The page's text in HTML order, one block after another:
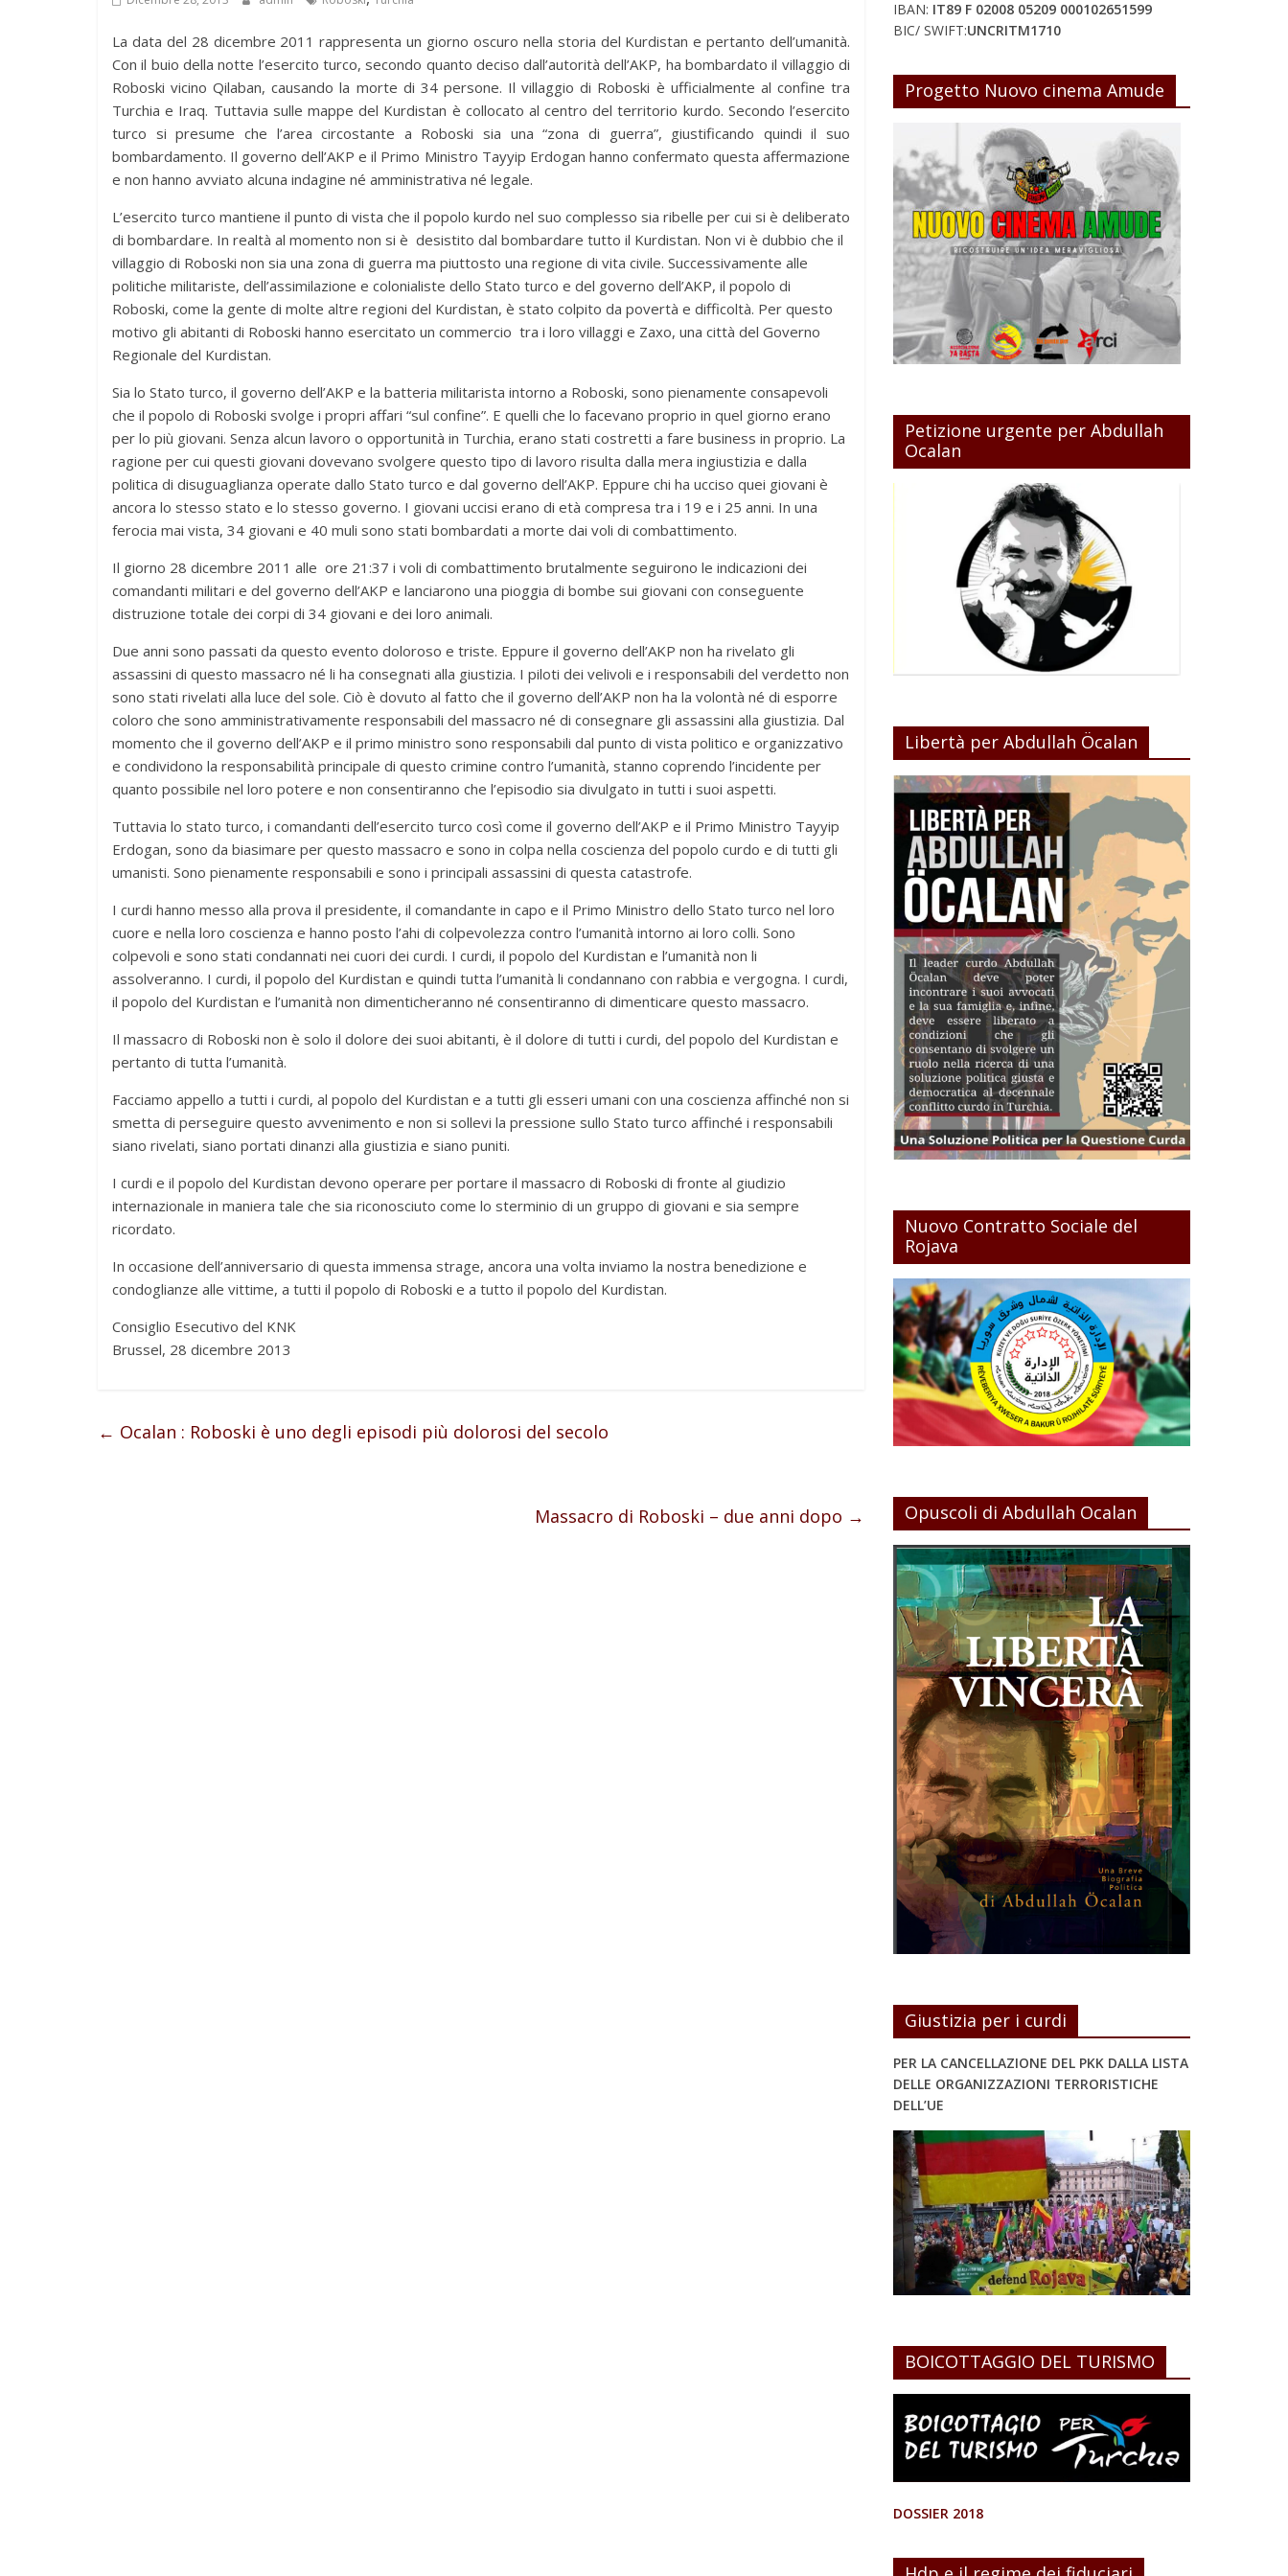
La data del 28 dicembre 2011 rappresenta un giorno oscuro nella storia del Kurdistan e pertanto dell’umanità.
Con il buio della notte l’esercito turco, secondo quanto deciso dall’autorità dell’AKP, ha bombardato il villaggio di
Roboski vicino Qilaban, causando la morte di 34 persone. Il villaggio di Roboski è ufficialmente al confine tra
Turchia e Iraq. Tuttavia sulle mappe del Kurdistan è collocato al centro del territorio kurdo. Secondo l’esercito
turco si presume che l’area circostante a Roboski sia una “zona di guerra”, giustificando quindi il suo
bombardamento. Il governo dell’AKP e il Primo Ministro Tayyip Erdogan hanno confermato questa affermazione
e non hanno avviato alcuna indagine né amministrativa né legale.
L’esercito turco mantiene il punto di vista che il popolo kurdo nel suo complesso sia ribelle per cui si è deliberato
di bombardare. In realtà al momento non si è desistito dal bombardare tutto il Kurdistan. Non vi è dubbio che il
villaggio di Roboski non sia una zona di guerra ma piuttosto una regione di vita civile. Successivamente alle
politiche militariste, dell’assimilazione e colonialiste dello Stato turco e del governo dell’AKP, il popolo di
Roboski, come la gente di molte altre regioni del Kurdistan, è stato colpito da povertà e difficoltà. Per questo
motivo gli abitanti di Roboski hanno esercitato un commercio tra i loro villaggi e Zaxo, una città del Governo
Regionale del Kurdistan.
Sia lo Stato turco, il governo dell’AKP e la batteria militarista intorno a Roboski, sono pienamente consapevoli
che il popolo di Roboski svolge i propri affari “sul confine”. E quelli che lo facevano proprio in quel giorno erano
per lo più giovani. Senza alcun lavoro o opportunità in Turchia, erano stati costretti a fare business in proprio. La
ragione per cui questi giovani dovevano svolgere questo tipo di lavoro risulta dalla mera ingiustizia e dalla
politica di disuguaglianza operate dallo Stato turco e dal governo dell’AKP. Eppure chi ha ucciso quei giovani è
ancora lo stesso stato e lo stesso governo. I giovani uccisi erano di età compresa tra i 19 e i 25 anni. In una
ferocia mai vista, 34 giovani e 40 muli sono stati bombardati a morte dai voli di combattimento.
Il giorno 28 dicembre 2011 alle ore 21:37 i voli di combattimento brutalmente seguirono le indicazioni dei
comandanti militari e del governo dell’AKP e lanciarono una pioggia di bombe sui giovani con conseguente
distruzione totale dei corpi di 34 giovani e dei loro animali.
Due anni sono passati da questo evento doloroso e triste. Eppure il governo dell’AKP non ha rivelato gli
assassini di questo massacro né li ha consegnati alla giustizia. I piloti dei velivoli e i responsabili del verdetto non
sono stati rivelati alla luce del sole. Ciò è dovuto al fatto che il governo dell’AKP non ha la volontà né di esporre
coloro che sono amministrativamente responsabili del massacro né di consegnare gli assassini alla giustizia. Dal
momento che il governo dell’AKP e il primo ministro sono responsabili dal punto di vista politico e organizzativo
e condividono la responsabilità principale di questo crimine contro l’umanità, stanno coprendo l’incidente per
quanto possibile nel loro potere e non consentiranno che l’episodio sia divulgato in tutti i suoi aspetti.
Tuttavia lo stato turco, i comandanti dell’esercito turco così come il governo dell’AKP e il Primo Ministro Tayyip
Erdogan, sono da biasimare per questo massacro e sono in colpa nella coscienza del popolo curdo e di tutti gli
umanisti. Sono pienamente responsabili e sono i principali assassini di questa catastrofe.
I curdi hanno messo alla prova il presidente, il comandante in capo e il Primo Ministro dello Stato turco nel loro
cuore e nella loro coscienza e hanno posto l’ahi di colpevolezza contro l’umanità intorno ai loro colli. Sono
colpevoli e sono stati condannati nei cuori dei curdi. I curdi, il popolo del Kurdistan e l’umanità non li
assolveranno. I curdi, il popolo del Kurdistan e quindi tutta l’umanità li condannano con rabbia e vergogna. I curdi,
il popolo del Kurdistan e l’umanità non dimenticheranno né consentiranno di dimenticare questo massacro.
Il massacro di Roboski non è solo il dolore dei suoi abitanti, è il dolore di tutti i curdi, del popolo del Kurdistan e
pertanto di tutta l’umanità.
Facciamo appello a tutti i curdi, al popolo del Kurdistan e a tutti gli esseri umani con una coscienza affinché non si
smetta di perseguire questo avvenimento e non si sollevi la pressione sullo Stato turco affinché i responsabili
siano rivelati, siano portati dinanzi alla giustizia e siano puniti.
I curdi e il popolo del Kurdistan devono operare per portare il massacro di Roboski di fronte al giudizio
internazionale in maniera tale che sia riconosciuto come lo sterminio di un gruppo di giovani e sia sempre
ricordato.
In occasione dell’anniversario di questa immensa strage, ancora una volta inviamo la nostra benedizione e
condoglianze alle vittime, a tutti il popolo di Roboski e a tutto il popolo del Kurdistan.
Consiglio Esecutivo del KNK
Brussel, 28 dicembre 2013
← Ocalan : Roboski è uno degli episodi più dolorosi del secolo
Massacro di Roboski – due anni dopo →
IBAN: IT89 F 02008 05209 000102651599
BIC/ SWIFT:UNCRITM1710
Progetto Nuovo cinema Amude
Petizione urgente per Abdullah
Ocalan
Libertà per Abdullah Öcalan
Nuovo Contratto Sociale del
Rojava
Opuscoli di Abdullah Ocalan
Giustizia per i curdi
PER LA CANCELLAZIONE DEL PKK DALLA LISTA
DELLE ORGANIZZAZIONI TERRORISTICHE
DELL’UE
BOICOTTAGGIO DEL TURISMO
DOSSIER 2018